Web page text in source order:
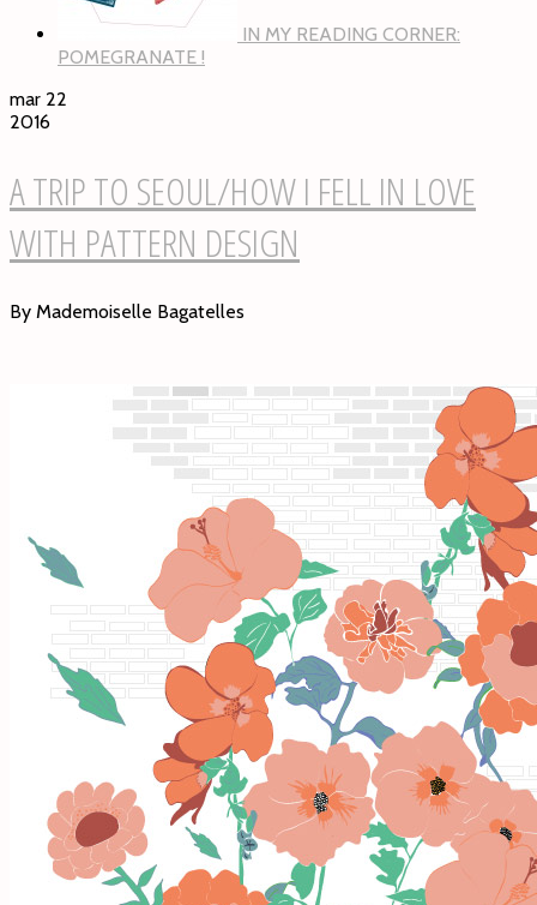
IN MY READING CORNER:
POMEGRANATE !
mar 22
2016
A TRIP TO SEOUL/HOW I FELL IN LOVE
WITH PATTERN DESIGN
By Mademoiselle Bagatelles